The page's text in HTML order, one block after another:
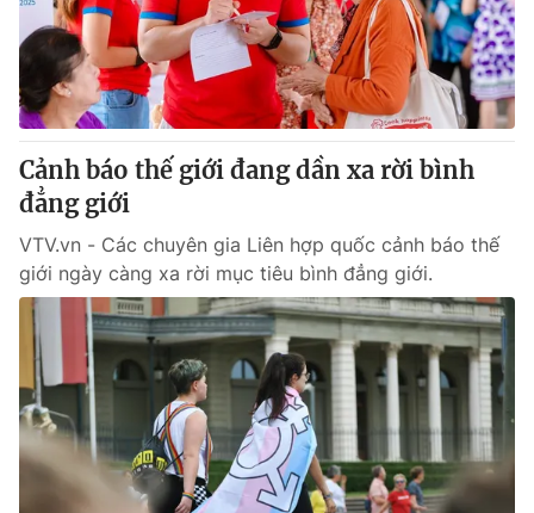
Cảnh báo thế giới đang dần xa rời bình
đẳng giới
VTV.vn - Các chuyên gia Liên hợp quốc cảnh báo thế
giới ngày càng xa rời mục tiêu bình đẳng giới.